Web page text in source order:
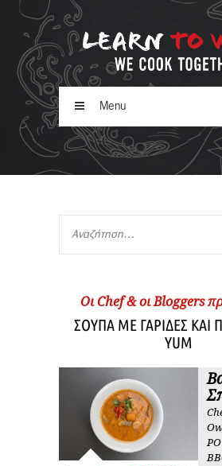
Menu
Oι Chef & οι Βloggers
ΣΟΥΠΑ ΜΕ ΓΑΡΙΔΕΣ ΚΑΙ
YUM